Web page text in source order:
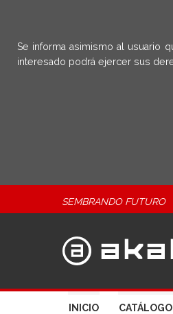
Se informa asimismo al usuario
interesado podrá ejercer sus
SEMBRANDO FUTURO
INICIO CATÁLOGO